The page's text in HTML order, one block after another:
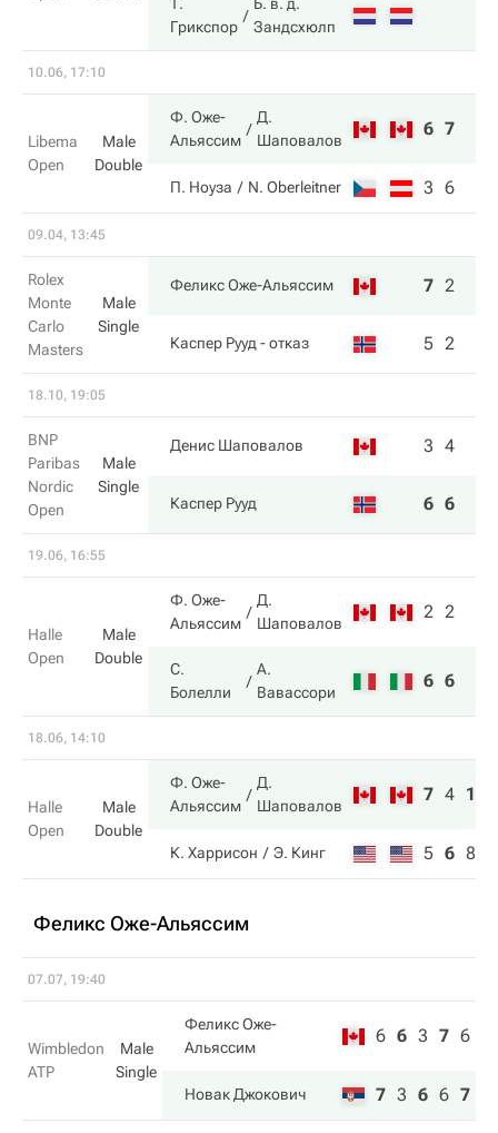
Грикспор
Зандсхюлп
10.06, 17:10
Libema
Open
Male
Double
Ф. Оже-
Альяссим
Д.
Шаповалов
6 7
П. Ноуза N. Oberleitner 3 6
09.04, 13:45
Rolex
Monte
Carlo
Masters
Male
Single
Феликс Оже-Альяссим 7 2
Каспер Рууд - отказ 5 2
18.10, 19:05
BNP
Paribas
Nordic
Open
Male
Single
Денис Шаповалов 3 4
Каспер Рууд 6 6
19.06, 16:55
Halle
Open
Male
Double
Ф. Оже-
Альяссим
Д.
Шаповалов
2 2
С.
Болелли
А.
Вавассори
6 6
18.06, 14:10
Halle
Open
Male
Double
Ф. Оже-
Альяссим
Д.
Шаповалов
7 4 10
К. Харрисон Э. Кинг 5 6 8
Феликс Оже-Альяссим
07.07, 19:40
Wimbledon
ATP
Male
Single
Феликс Оже-
Альяссим
6 6 3 7 6
Новак Джокович 7 3 6 6 7